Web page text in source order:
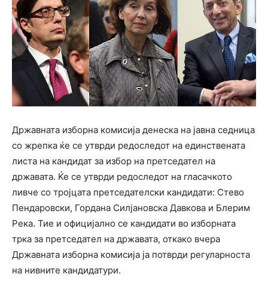
Државната изборна комисија денеска на јавна седница
со жрепка ќе се утврди редоследот на единствената
листа на кандидат за избор на претседател на
државата. Ќе се утврди редоследот на гласачкото
ливче со тројцата претседателски кандидати: Стево
Пендаровски, Гордана Силјановска Давкова и Блерим
Река. Тие и официјално се кандидати во изборната
трка за претседател на државата, откако вчера
Државната изборна комисија ја потврди регуларноста
на нивните кандидатури.